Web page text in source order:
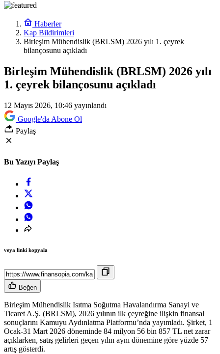
Haberler
Kap Bildirimleri
Birleşim Mühendislik (BRLSM) 2026 yılı 1. çeyrek
bilançosunu açıkladı
Birleşim Mühendislik (BRLSM) 2026 yılı
1. çeyrek bilançosunu açıkladı
12 Mayıs 2026, 10:46 yayınlandı
Google'da Abone Ol
Paylaş
Bu Yazıyı Paylaş
veya linki kopyala
Beğen
Birleşim Mühendislik Isıtma Soğutma Havalandırma Sanayi ve
Ticaret A.Ş. (BRLSM), 2026 yılının ilk çeyreğine ilişkin finansal
sonuçlarını Kamuyu Aydınlatma Platformu’nda yayımladı. Şirket, 1
Ocak-31 Mart 2026 döneminde 84 milyon 56 bin 857 TL net zarar
açıklarken, satış gelirleri geçen yılın aynı dönemine göre yüzde 57
artış gösterdi.